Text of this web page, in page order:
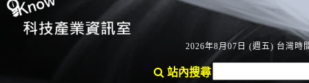
2026年8月07日 (週五) 台灣時
站內搜尋